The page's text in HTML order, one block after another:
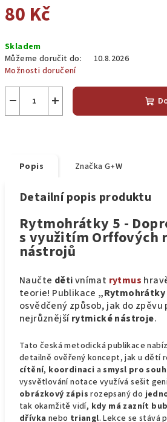
80 Kč
cena:
Skladem
Můžeme doručit do:
10.8.2026
Možnosti doručení
+
−
Popis Značka G+W
Detailní popis produktu
Rytmohrátky 5 -
s využitím Orffových
nástrojů
Naučte dětivnímat rytmus
teorie! Publikace „Rytmohrátky
osvědčený způsob, jak do
nejrůznějšírytmické nástroje.
Tato česká metodická publikace
detailně ověřený koncept, jak u dětí
cítění, koordinaci asmysl pro
vysvětlování notace využívá sešit
obrázkový zápis rozepsaný do
tak okamžitě vidí, kdy má zaznít
dřívka nebo triangl. Lekce se stává